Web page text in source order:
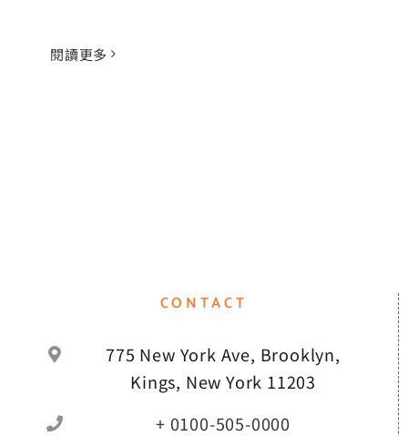
閱讀更多
CONTACT
775 New York Ave, Brooklyn,
Kings, New York 11203
+ 0100-505-0000